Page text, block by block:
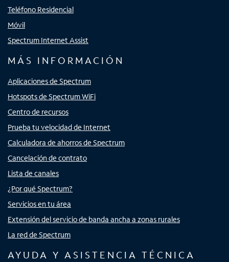
Teléfono Residencial
Móvil
Spectrum Internet Assist
MÁS INFORMACIÓN
Aplicaciones de Spectrum
Hotspots de Spectrum WiFi
Centro de recursos
Prueba tu velocidad de Internet
Calculadora de ahorros de Spectrum
Cancelación de contrato
Lista de canales
¿Por qué Spectrum?
Servicios en tu área
Extensión del servicio de banda ancha a zonas rurales
La red de Spectrum
AYUDA Y ASISTENCIA TÉCNICA